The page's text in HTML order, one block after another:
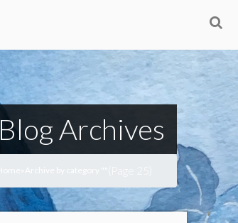
Blog Archives